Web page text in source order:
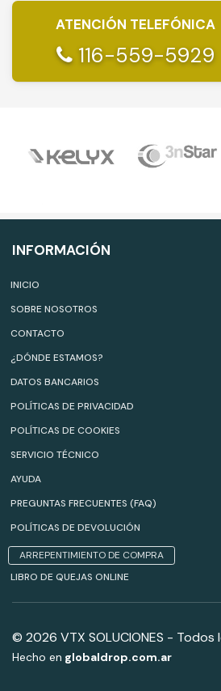
ATENCIÓN TELEFÓNICA
116-559-5929
INFORMACIÓN
INICIO
SOBRE NOSOTROS
CONTACTO
¿DÓNDE ESTAMOS?
DATOS BANCARIOS
POLÍTICAS DE PRIVACIDAD
POLÍTICAS DE COOKIES
SERVICIO TÉCNICO
AYUDA
PREGUNTAS FRECUENTES (FAQ)
POLÍTICAS DE DEVOLUCIÓN
ARREPENTIMIENTO DE COMPRA
LIBRO DE QUEJAS ONLINE
© 2026 VTX SOLUCIONES -
Hecho en globaldrop.com.ar